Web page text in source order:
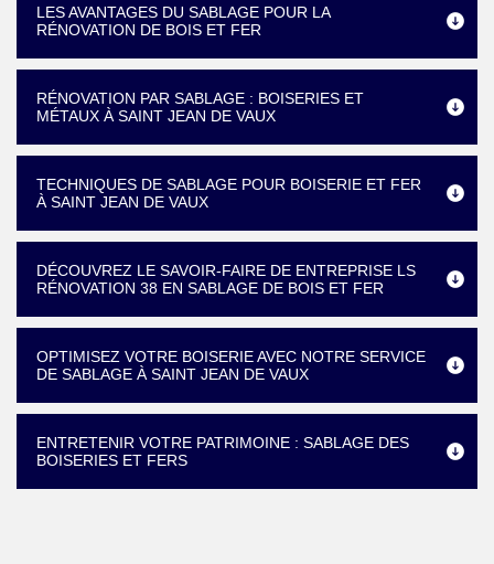
LES AVANTAGES DU SABLAGE POUR LA
RÉNOVATION DE BOIS ET FER
RÉNOVATION PAR SABLAGE : BOISERIES ET
MÉTAUX À SAINT JEAN DE VAUX
TECHNIQUES DE SABLAGE POUR BOISERIE ET FER
À SAINT JEAN DE VAUX
DÉCOUVREZ LE SAVOIR-FAIRE DE ENTREPRISE LS
RÉNOVATION 38 EN SABLAGE DE BOIS ET FER
OPTIMISEZ VOTRE BOISERIE AVEC NOTRE SERVICE
DE SABLAGE À SAINT JEAN DE VAUX
ENTRETENIR VOTRE PATRIMOINE : SABLAGE DES
BOISERIES ET FERS